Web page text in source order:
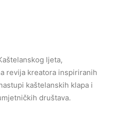
ljeta,
revija kreatora inspiriranih
kaštelanskih klapa i
društava.